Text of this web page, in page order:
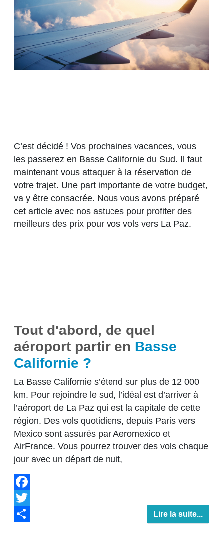
C’est décidé ! Vos prochaines vacances, vous
les passerez en Basse Californie du Sud. Il faut
maintenant vous attaquer à la réservation de
votre trajet. Une part importante de votre budget,
va y être consacrée. Nous vous avons préparé
cet article avec nos astuces pour profiter des
meilleurs des prix pour vos vols vers La Paz.
Tout d'abord, de quel
aéroport partir en Basse
Californie ?
La Basse Californie s’étend sur plus de 12 000
km. Pour rejoindre le sud, l’idéal est d’arriver à
l’aéroport de La Paz qui est la capitale de cette
région. Des vols quotidiens, depuis Paris vers
Mexico sont assurés par Aeromexico et
AirFrance. Vous pourrez trouver des vols chaque
jour avec un départ de nuit,
Facebook
Twitter
Lire la suite...